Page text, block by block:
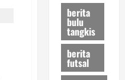
berita
bulu
tangkis
berita
futsal